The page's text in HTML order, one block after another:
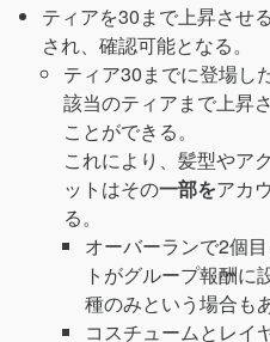
ティアを30まで上昇させ
され、確認可能となる。
ティア30までに登場し
該当のティアまで上昇
ことができる。
これにより、髪型やア
ットはその一部をアカ
る。
オーバーランで2個
トがグループ報酬に
種のみという場合も
コスチュームとレイ